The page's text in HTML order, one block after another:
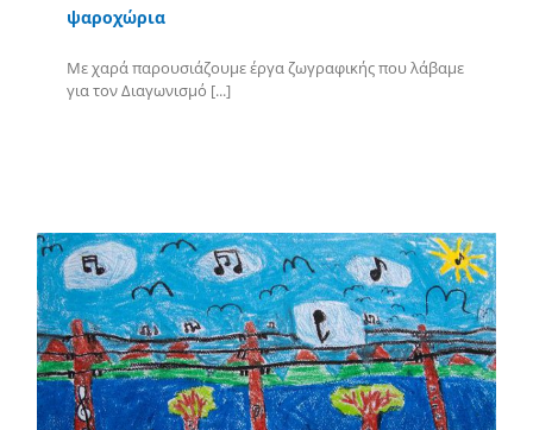
ψαροχώρια
Με χαρά παρουσιάζουμε έργα ζωγραφικής που λάβαμε
για τον Διαγωνισμό [...]